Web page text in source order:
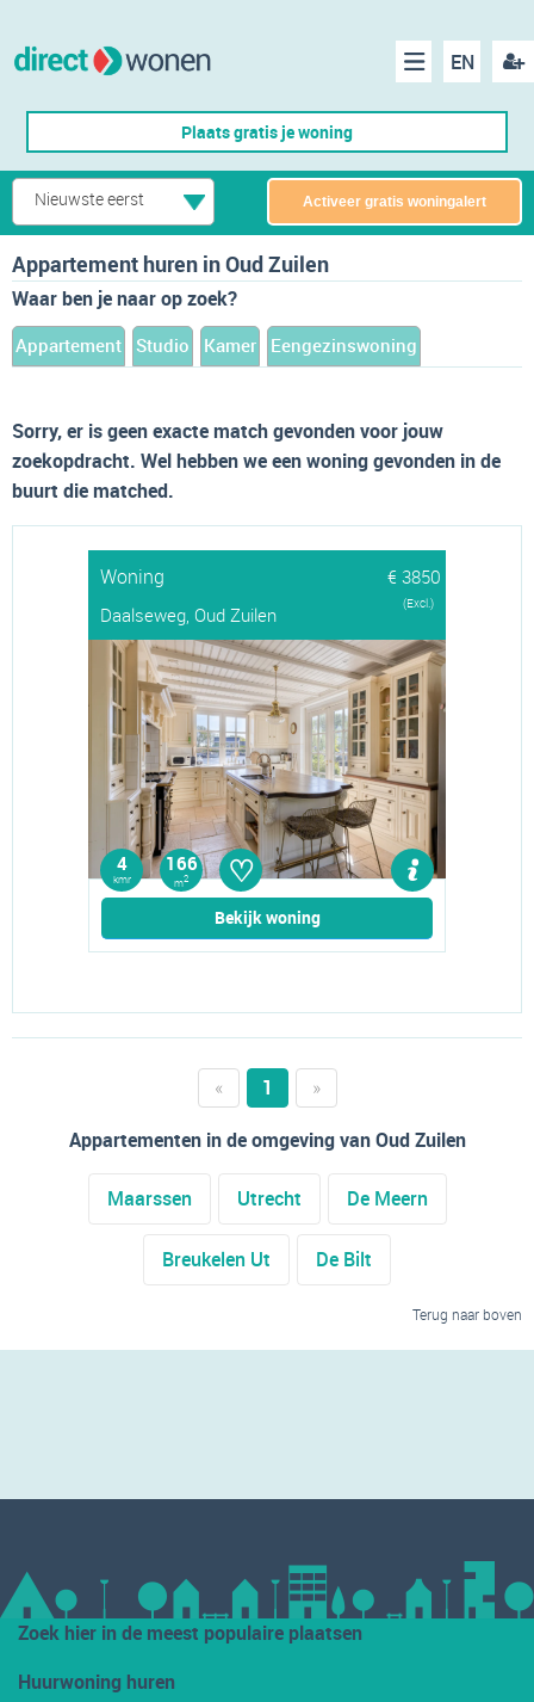
EN
Menu
Plaats gratis je woning
Nieuwste eerst Activeer gratis woningalert
Appartement huren in Oud Zuilen
Waar ben je naar op zoek?
Appartement Studio Kamer Eengezinswoning
Sorry, er is geen exacte match gevonden voor jouw
zoekopdracht. Wel hebben we een woning gevonden in de
buurt die matched.
Woning
€ 3850
Daalseweg, Oud Zuilen
(Excl.)
4
kmr
166
m2 ♡
Bekijk woning
« 1
»
Appartementen in de omgeving van Oud Zuilen
Maarssen Utrecht De Meern
Breukelen Ut De Bilt
Terug naar boven
Zoek hier in de meest populaire plaatsen
Huurwoning huren